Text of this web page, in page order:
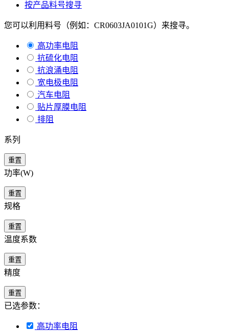
按产品料号搜寻
您可以利用料号（例如：CR0603JA0101G）来搜寻。
高功率电阻
抗硫化电阻
抗浪涌电阻
宽电极电阻
汽车电阻
贴片厚膜电阻
排阻
系列
重置
功率(W)
重置
规格
重置
温度系数
重置
精度
重置
已选参数：
高功率电阻